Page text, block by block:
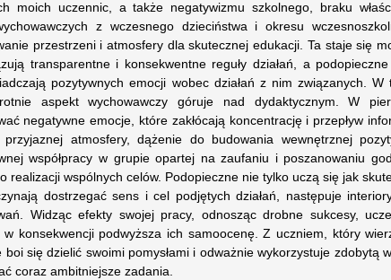
moich uczennic, a także negatywizmu szkolnego, braku
z wczesnego dzieciństwa i okresu
przestrzeni i atmosfery dla skutecznej edukacji. Ta staje się
transparentne i konsekwentne reguły działań, a
pozytywnych emocji wobec działań z nim związanych. W
aspekt wychowawczy góruje nad dydaktycznym. W
negatywne emocje, które zakłócają koncentrację i przepływ
atmosfery, dążenie do budowania wewnętrznej
współpracy w grupie opartej na zaufaniu i poszanowaniu
realizacji wspólnych celów. Podopieczne nie tylko uczą się jak
dostrzegać sens i cel podjętych działań, następuje
Widząc efekty swojej pracy, odnosząc drobne sukcesy,
konsekwencji podwyższa ich samoocenę. Z uczniem, który
boi się dzielić swoimi pomysłami i odważnie wykorzystuje zdobytą
coraz ambitniejsze zadania.